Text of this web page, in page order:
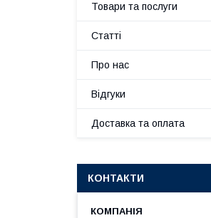
Товари та послуги
Статті
Про нас
Відгуки
Доставка та оплата
КОНТАКТИ